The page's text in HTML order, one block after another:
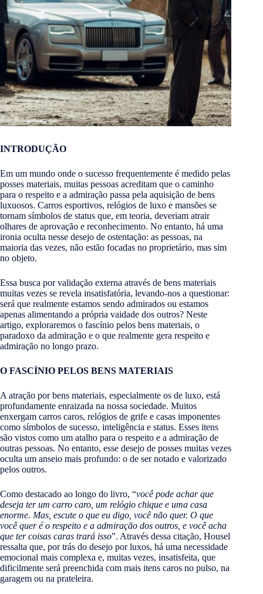
INTRODUÇÃO
Em um mundo onde o sucesso frequentemente é medido pelas
posses materiais, muitas pessoas acreditam que o caminho
para o respeito e a admiração passa pela aquisição de bens
luxuosos. Carros esportivos, relógios de luxo e mansões se
tornam símbolos de status que, em teoria, deveriam atrair
olhares de aprovação e reconhecimento. No entanto, há uma
ironia oculta nesse desejo de ostentação: as pessoas, na
maioria das vezes, não estão focadas no proprietário, mas sim
no objeto.
Essa busca por validação externa através de bens materiais
muitas vezes se revela insatisfatória, levando-nos a questionar:
será que realmente estamos sendo admirados ou estamos
apenas alimentando a própria vaidade dos outros? Neste
artigo, exploraremos o fascínio pelos bens materiais, o
paradoxo da admiração e o que realmente gera respeito e
admiração no longo prazo.
O FASCÍNIO PELOS BENS MATERIAIS
A atração por bens materiais, especialmente os de luxo, está
profundamente enraizada na nossa sociedade. Muitos
enxergam carros caros, relógios de grife e casas imponentes
como símbolos de sucesso, inteligência e status. Esses itens
são vistos como um atalho para o respeito e a admiração de
outras pessoas. No entanto, esse desejo de posses muitas vezes
oculta um anseio mais profundo: o de ser notado e valorizado
pelos outros.
Como destacado ao longo do livro, “você pode achar que
deseja ter um carro caro, um relógio chique e uma casa
enorme. Mas, escute o que eu digo, você não quer. O que
você quer é o respeito e a admiração dos outros, e você acha
que ter coisas caras trará isso”. Através dessa citação, Housel
ressalta que, por trás do desejo por luxos, há uma necessidade
emocional mais complexa e, muitas vezes, insatisfeita, que
dificilmente será preenchida com mais itens caros no pulso, na
garagem ou na prateleira.